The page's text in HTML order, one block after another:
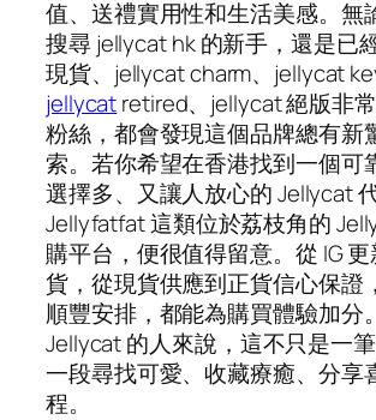
值、送禮實用性和生活美感。無
搜尋 jellycat hk 的新手，還是已
現貨、jellycat charm、jellycat
jellycatretired、jellycat 絕版非
粉絲，都會發現這個品牌總有新
索。若你希望在香港找到一個可
選擇多、又讓人放心的 Jellycat
Jellyfatfat 這類位於荔枝角的
購平台，便很值得留意。從 IG
貨，從現貨供應到正貨信心保證
順豐安排，都能為購買體驗加分
Jellycat 的人來說，這不只是一
一段尋找可愛、收藏療癒、分享
程。